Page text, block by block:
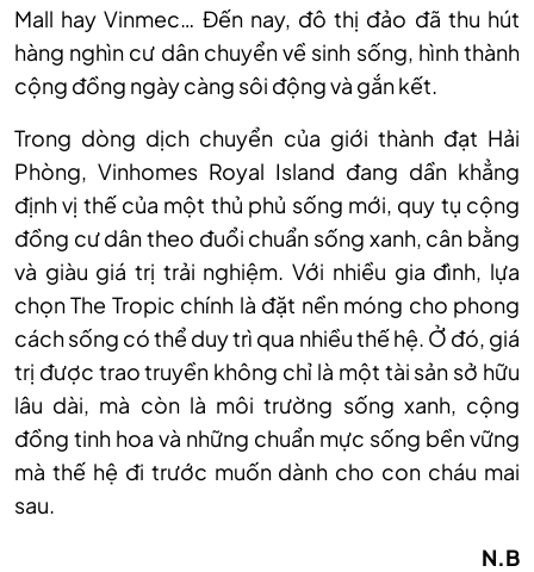
Mall hay Vinmec… Đến nay, đô thị đảo đã thu hút
hàng nghìn cư dân chuyển về sinh sống, hình thành
cộng đồng ngày càng sôi động và gắn kết.
Trong dòng dịch chuyển của giới thành đạt Hải
Phòng, Vinhomes Royal Island đang dần khẳng
định vị thế của một thủ phủ sống mới, quy tụ cộng
đồng cư dân theo đuổi chuẩn sống xanh, cân bằng
và giàu giá trị trải nghiệm. Với nhiều gia đình, lựa
chọn The Tropic chính là đặt nền móng cho phong
cách sống có thể duy trì qua nhiều thế hệ. Ở đó, giá
trị được trao truyền không chỉ là một tài sản sở hữu
lâu dài, mà còn là môi trường sống xanh, cộng
đồng tinh hoa và những chuẩn mực sống bền vững
mà thế hệ đi trước muốn dành cho con cháu mai
sau.
N.B